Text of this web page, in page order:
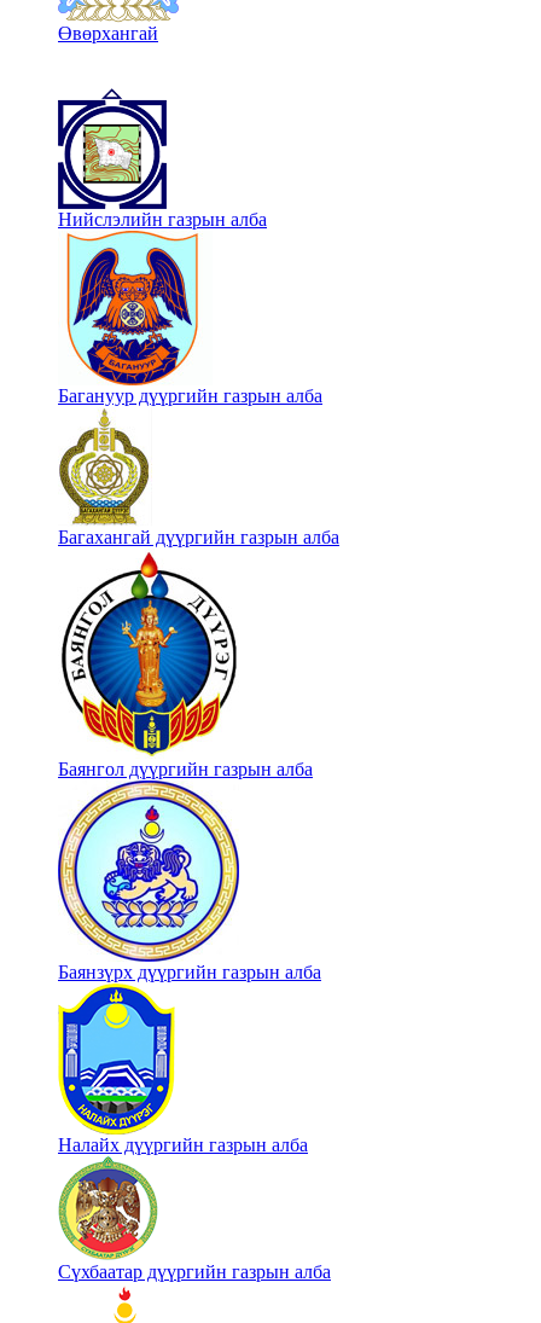
Өвөрхангай
Нийслэлийн газрын алба
Багануур дүүргийн газрын алба
Багахангай дүүргийн газрын алба
Баянгол дүүргийн газрын алба
Баянзүрх дүүргийн газрын алба
Налайх дүүргийн газрын алба
Сүхбаатар дүүргийн газрын алба